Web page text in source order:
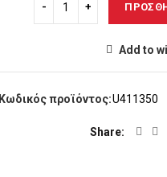
Add to
Κωδικός προϊόντος:U411350
Share